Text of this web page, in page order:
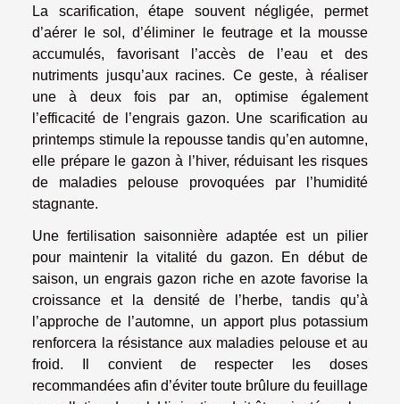
La scarification, étape souvent négligée, permet
d’aérer le sol, d’éliminer le feutrage et la mousse
accumulés, favorisant l’accès de l’eau et des
nutriments jusqu’aux racines. Ce geste, à réaliser
une à deux fois par an, optimise également
l’efficacité de l’engrais gazon. Une scarification au
printemps stimule la repousse tandis qu’en automne,
elle prépare le gazon à l’hiver, réduisant les risques
de maladies pelouse provoquées par l’humidité
stagnante.
Une fertilisation saisonnière adaptée est un pilier
pour maintenir la vitalité du gazon. En début de
saison, un engrais gazon riche en azote favorise la
croissance et la densité de l’herbe, tandis qu’à
l’approche de l’automne, un apport plus potassium
renforcera la résistance aux maladies pelouse et au
froid. Il convient de respecter les doses
recommandées afin d’éviter toute brûlure du feuillage